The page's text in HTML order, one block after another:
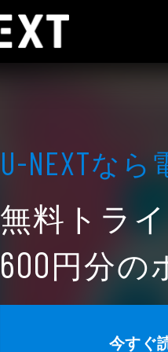
U-NEXTなら
無料トラ
600円分の
今すぐ